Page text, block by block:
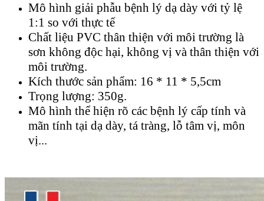
Mô hình giải phẫu bệnh lý dạ dày với tỷ lệ
1:1 so với thực tế
Chất liệu PVC thân thiện với môi trường là
sơn không độc hại, không vị và thân thiện với
môi trường.
Kích thước sản phẩm: 16 * 11 * 5,5cm
Trọng lượng: 350g.
Mô hình thể hiện rõ các bệnh lý cấp tính và
mãn tính tại dạ dày, tá tràng, lỗ tâm vị, môn
vị...